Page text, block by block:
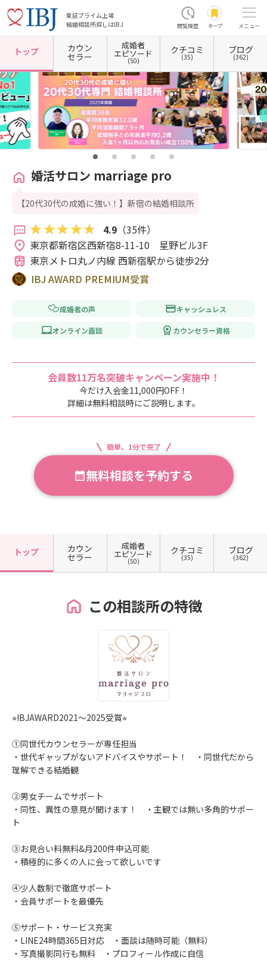
東証プライム上場
結婚相談所探しはIBJ
閲覧履歴 キープ メニュー
ホーム 東京都の結婚相談所 東京都新宿区 東京都新宿区西新宿 婚活サロン marriage
トップ カウン
セラー
成婚者
エピソード
(50)
クチコミ
(35)
ブログ
(362)
婚活サロン marriage pro
【20代30代の成婚に強い！】新宿の結婚相談所
4.9（35件）
東京メトロ丸ノ内線 西新宿駅から徒歩2分
IBJ AWARD PREMIUM受賞
成婚者の声 キャッシュレス
オンライン面談 カウンセラー資格
会員数11万名突破キャンペーン実施中！
今だけ入会金11,000円OFF！
詳細は無料相談時にご説明します。
簡単、1分で完了
無料相談を予約する
トップ カウン
セラー
成婚者
エピソード
(50)
クチコミ
(35)
ブログ
(362)
この相談所の特徴
⭐︎IBJAWARD2021〜2025受賞⭐︎
①同世代カウンセラーが専任担当
・世代ギャップがないアドバイスやサポート！ ・同世代だから
理解できる結婚観
②男女チームでサポート
・同性、異性の意見が聞けます！ ・主観では無い多角的サポー
ト
③お見合い料無料&月200件申込可能
・積極的に多くの人に会って欲しいです
④少人数制で徹底サポート
・会員サポートを最優先
⑤サポート・サービス充実
・LINE24時間365日対応 ・面談は随時可能（無料）
・写真撮影同行も無料 ・プロフィール作成に自信